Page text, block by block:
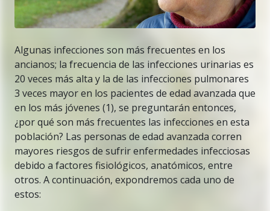
Algunas infecciones son más frecuentes en los
ancianos; la frecuencia de las infecciones urinarias es
20 veces más alta y la de las infecciones pulmonares
3 veces mayor en los pacientes de edad avanzada que
en los más jóvenes (1), se preguntarán entonces,
¿por qué son más frecuentes las infecciones en esta
población? Las personas de edad avanzada corren
mayores riesgos de sufrir enfermedades infecciosas
debido a factores fisiológicos, anatómicos, entre
otros. A continuación, expondremos cada uno de
estos: